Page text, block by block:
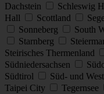
Dachstein
Schleswig
Hall
Scottland
Sonneberg
South
Starnberg
Steirisches Thermenland
Südniedersachsen
Südtirol
Süd- und
Taipei City
Tegernsee